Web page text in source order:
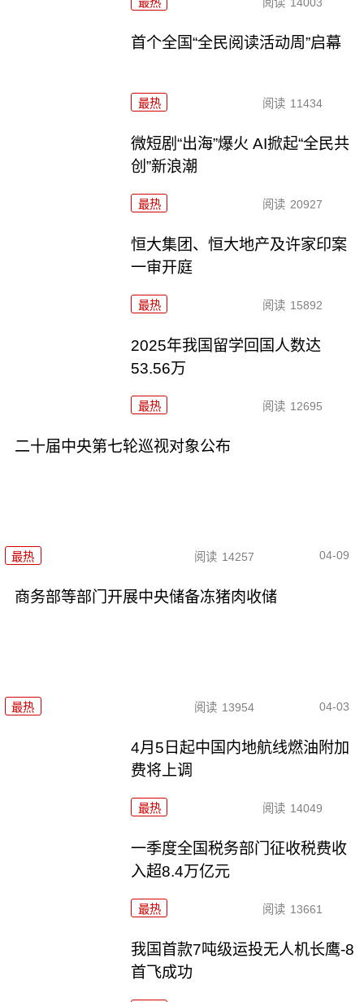
首个全国“全民阅读活动周”启幕
最热 阅读 11434
微短剧“出海”爆火 AI掀起“全民共
创”新浪潮
最热 阅读 20927
恒大集团、恒大地产及许家印案
一审开庭
最热 阅读 15892
2025年我国留学回国人数达
53.56万
最热 阅读 12695
二十届中央第七轮巡视对象公布
最热 阅读 14257 04-09
商务部等部门开展中央储备冻猪肉收储
最热 阅读 13954 04-03
4月5日起中国内地航线燃油附加
费将上调
最热 阅读 14049
一季度全国税务部门征收税费收
入超8.4万亿元
最热 阅读 13661
我国首款7吨级运投无人机长鹰-8
首飞成功